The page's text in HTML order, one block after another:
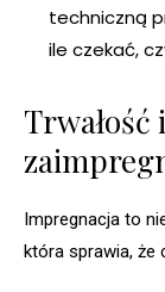
techniczną
ile czekać,
Trwałość
Impregnacja to
która sprawia, że